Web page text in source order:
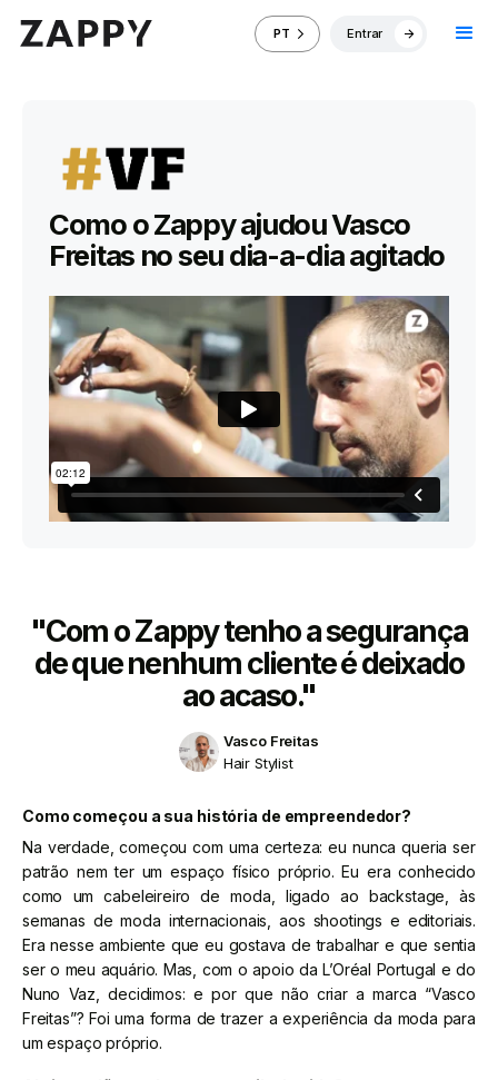
PT Entrar
Como o Zappy ajudou Vasco
Freitas no seu dia-a-dia agitado
"Com o Zappy tenho a segurança
de que nenhum cliente é deixado
ao acaso."
Vasco Freitas
Hair Stylist
Como começou a sua história de empreendedor?
Na verdade, começou com uma certeza: eu nunca queria ser
patrão nem ter um espaço físico próprio. Eu era conhecido
como um cabeleireiro de moda, ligado ao backstage, às
semanas de moda internacionais, aos shootings e editoriais.
Era nesse ambiente que eu gostava de trabalhar e que sentia
ser o meu aquário. Mas, com o apoio da L’Oréal Portugal e do
Nuno Vaz, decidimos: e por que não criar a marca “Vasco
Freitas”? Foi uma forma de trazer a experiência da moda para
um espaço próprio.